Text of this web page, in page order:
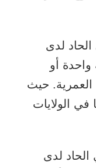
لدى
أو
العمرية. حيث
سنويًا في الولايات
لدى